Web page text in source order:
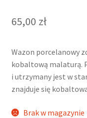
65,00 zł
Wazon porcelanowy
kobaltową malaturą.
i utrzymany jest w
znajduje się
Brak w magazynie